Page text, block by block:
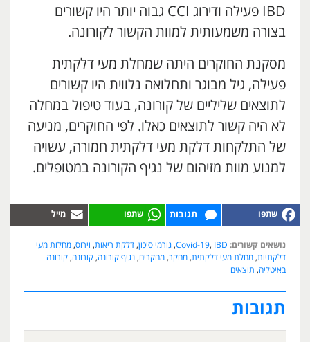
IBD פעילה ודירוג CCI גבוה יותר היו קשורים
בצורה משמעותית למוות הקשור לקורונה.
מסקנת החוקרים היתה שמחלת מעי דלקתית
פעילה, גיל מבוגר ותחלואה נלווית היו קשורים
לתוצאים שליליים של קורונה, בעוד טיפול במחלה
לא היה קשור לתוצאים כאלו. לפי החוקרים, מניעה
של התלקחות דלקת מעי דלקתית חמורה, עשויה
למנוע מוות מזיהום של נגיף הקורונה במטופלים.
תגובות
נושאים קשורים: Covid-19, IBD
, גורמי סיכון, דלקת ריאות, וירוס, מחלות מעי
דלקתיות, מחלת מעי דלקתית, מחקר, מחקרים, נגיף קורונה, קורונה, קורונה
באיטליה, תוצאים
תגובות